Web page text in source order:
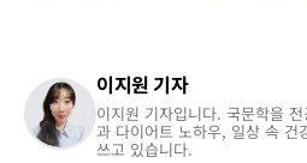
이지원 기자
이지원 기자입니다. 국문학을
과 다이어트 노하우, 일상 속 건
쓰고 있습니다.